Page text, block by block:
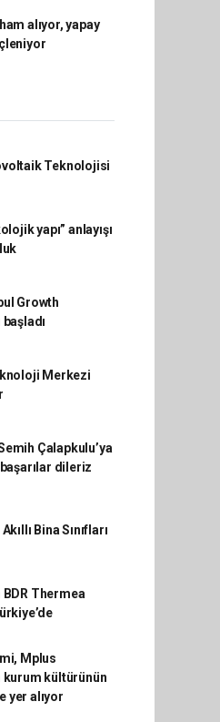
alıyor, yapay
Teknolojisi
yapı” anlayışı
Growth
Merkezi
Çalapkulu’ya
dileriz
Bina Sınıfları
Thermea
Mplus
kurum kültürünün
yer alıyor